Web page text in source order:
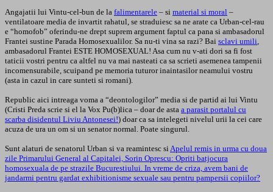
Angajatii lui Vintu-cel-bun de la falimentarele – si material si moral –
ventilatoare media de invartit rahatul, se straduiesc sa ne arate ca Urban-cel-rau
e “homofob” oferindu-ne drept suprem argument faptul ca pana si ambasadorul
Frantei sustine Parada Homosexualilor. Sa nu-ti vina sa razi? Bai sclavi umili,
ambasadorul Frantei ESTE HOMOSEXUAL! Asa cum nu v-ati dori sa fi fost
taticii vostri pentru ca altfel nu va mai nasteati ca sa scrieti asemenea tampenii
incomensurabile, scuipand pe memoria tuturor inaintasilor neamului vostru
(asta in cazul in care sunteti si romani).
Republic aici intreaga voma a “deontologilor” media si de partid ai lui Vintu
(Cristi Preda scrie si el la Vox Pu(b)lica – doar de asta a parasit portalul cu
scarba disidentul Liviu Antonesei!) doar ca sa intelegeti nivelul urii la cei care
acuza de ura un om si un senator normal. Poate singurul.
Sunt alaturi de senatorul Urban si va reamintesc siApelul remis in urma cu doua
zile Primarului General al Capitalei, Sorin Oprescu: Opriti batjocura
homosexuala de pe strazile Bucurestiului. In vreme de criza, avem bani de
jandarmi pentru gardat exhibitionisme sexuale sau pentru pampersii copiilor?